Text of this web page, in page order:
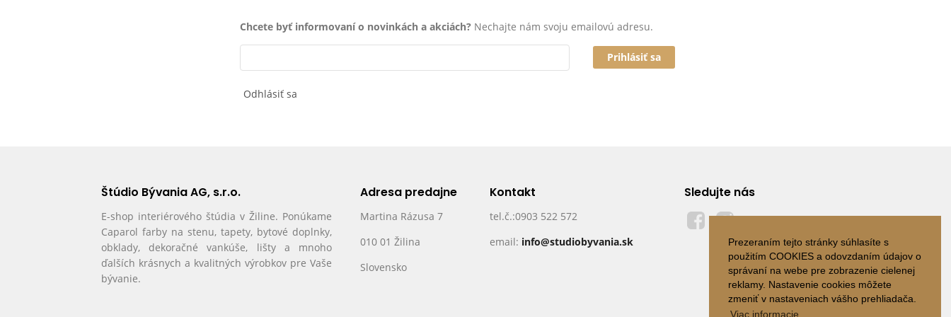
Prezeraním tejto stránky súhlasíte s
použitím COOKIES a odovzdaním údajov o
správaní na webe pre zobrazenie cielenej
reklamy. Nastavenie cookies môžete
zmeniť v nastaveniach vášho prehliadača.
Viac informacie
Chcete byť informovaní o novinkách a akciách? Nechajte nám svoju emailovú adresu.
Prihlásiť sa
Odhlásiť sa
Štúdio Bývania AG, s.r.o.
E-shop interiérového štúdia v Žiline. Ponúkame
Caparol farby na stenu, tapety, bytové doplnky,
obklady, dekoračné vankúše, lišty a mnoho
ďalších krásnych a kvalitných výrobkov pre Vaše
bývanie.
Adresa predajne
Martina Rázusa 7
010 01 Žilina
Slovensko
Kontakt
tel.č.:0903 522 572
email: info@studiobyvania.sk
Sledujte nás